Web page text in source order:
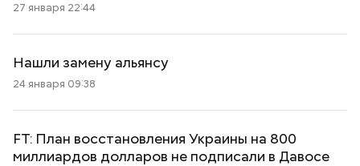
27 января 22:44
Нашли замену альянсу
24 января 09:38
FT: План восстановления Украины на 800
миллиардов долларов не подписали в Давосе